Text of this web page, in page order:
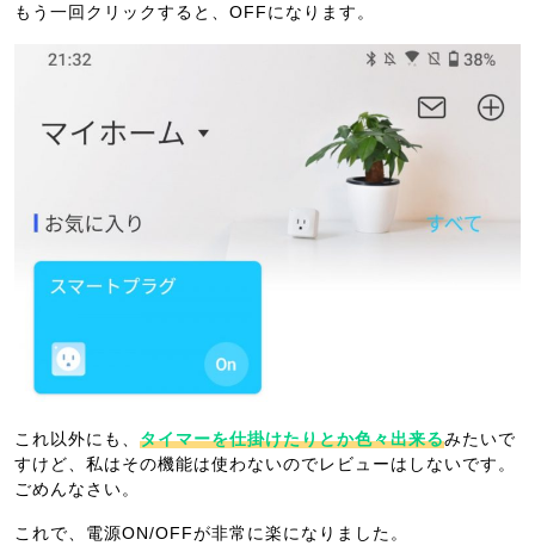
もう一回クリックすると、OFFになります。
これ以外にも、 タイマーを仕掛けたりとか色々出来るみたいで
すけど、私はその機能は使わないのでレビューはしないです。
ごめんなさい。
これで、電源ON/OFFが非常に楽になりました。